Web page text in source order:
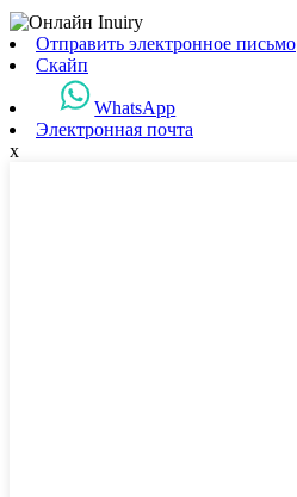
Отправить электронное письмо
Скайп
WhatsApp
Электронная почта
x